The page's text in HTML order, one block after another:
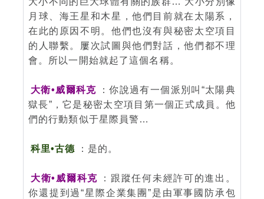
月球、海王星和木星，他們目前就在太陽系，
在此的原因不明。他們也沒有與秘密太空項目
的人聯繫。屢次試圖與他們對話，他們都不理
會。所以一開始就起了這個名稱。
大衛•威爾科克
：你說過有一個派別叫“太陽典
獄長”，它是秘密太空項目第一個正式成員。他
們的行動類似于星際員警…
科里•古德 ：是的。
大衛•威爾科克
：跟蹤任何未經許可的進出。
你還提到過“星際企業集團”是由軍事國防承包